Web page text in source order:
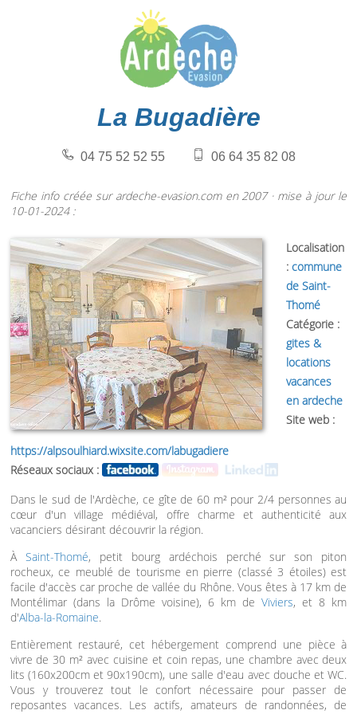
La Bugadière
04 75 52 52 55 06 64 35 82 08
Fiche info créée sur ardeche-evasion.com en 2007 · mise à jour le
10-01-2024 :
Localisation
: commune
de Saint-
Thomé
Catégorie :
gites &
locations
vacances
en ardeche
Site web :
https://alpsoulhiard.wixsite.com/labugadiere
Réseaux sociaux :
Dans le sud de l'Ardèche, ce gîte de 60 m² pour 2/4 personnes au
cœur d'un village médiéval, offre charme et authenticité aux
vacanciers désirant découvrir la région.
À Saint-Thomé, petit bourg ardéchois perché sur son piton
rocheux, ce meublé de tourisme en pierre (classé 3 étoiles) est
facile d'accès car proche de vallée du Rhône. Vous êtes à 17 km de
Montélimar (dans la Drôme voisine), 6 km deViviers, et 8 km
d'Alba-la-Romaine.
Entièrement restauré, cet hébergement comprend une pièce à
vivre de 30 m² avec cuisine et coin repas, une chambre avec deux
lits (160x200cm et 90x190cm), une salle d'eau avec douche et WC.
Vous y trouverez tout le confort nécessaire pour passer de
reposantes vacances. Les actifs, amateurs de randonnées, de